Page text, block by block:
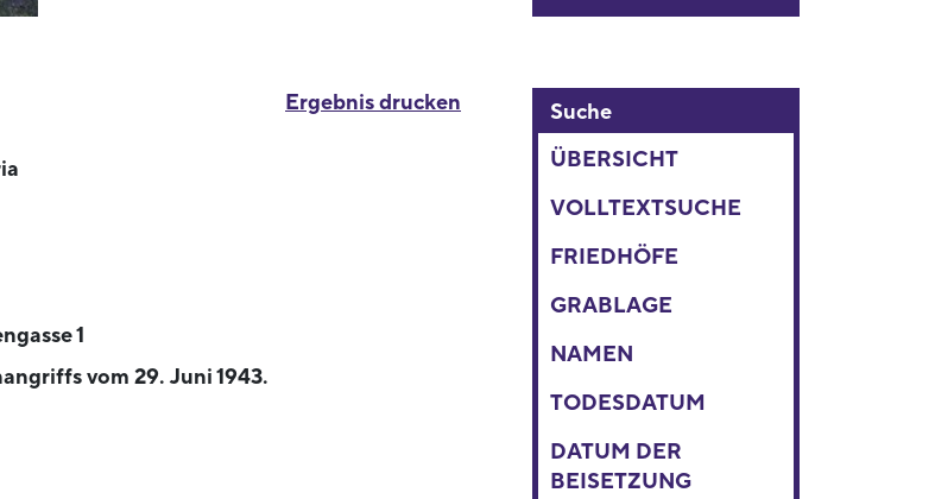
Ergebnis drucken
1
vom 29. Juni 1943.
Suche
ÜBERSICHT
VOLLTEXTSUCHE
FRIEDHÖFE
GRABLAGE
NAMEN
TODESDATUM
DATUM DER
BEISETZUNG